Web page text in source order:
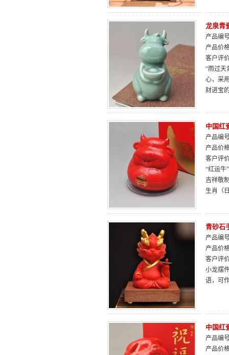
龙泉青
产品编
产品价
客户评
“雨过天
心，采
财进宝
中国红
产品编
产品价
客户评
“红运牛
吉祥敬
生肖（
青砂石
产品编
产品价
客户评
小龙摆
语，可
中国红
产品编
产品价